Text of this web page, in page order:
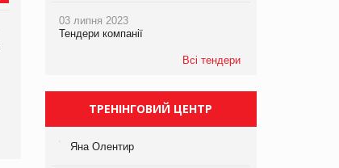
виробництва
компанії «УкраМарин»
03 липня 2023
Тендери компанії
Всі тендери
ТРЕНІНГОВИЙ ЦЕНТР
Яна Олентир